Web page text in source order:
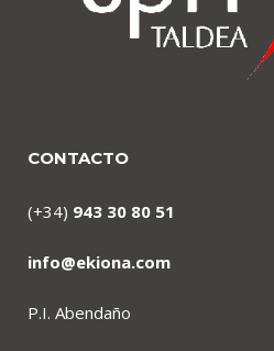
CONTACTO
(+34) 943 30 80 51
info@ekiona.com
P.I. Abendaño